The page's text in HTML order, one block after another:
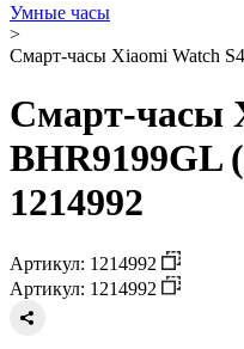
Умные часы
>
Смарт-часы Xiaomi Watch
Смарт-часы
BHR9199GL
1214992
Артикул: 1214992
Артикул: 1214992